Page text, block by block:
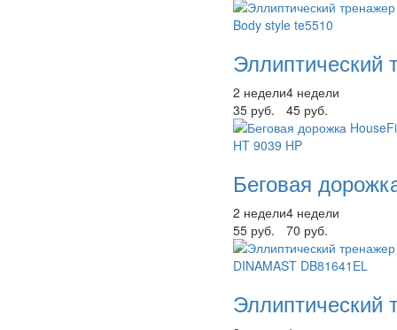
Эллиптический
2 недели4 недели
35 руб.
45 руб.
Беговая
2 недели4 недели
55 руб.
70 руб.
Эллиптический